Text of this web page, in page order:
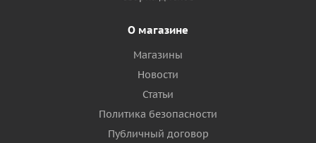
О магазине
Магазины
Новости
Статьи
Политика безопасности
Публичный договор